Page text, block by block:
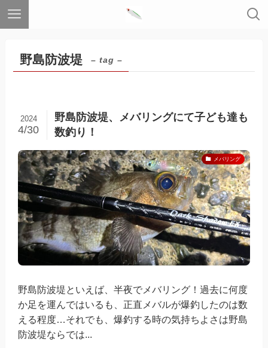
野島防波堤 – tag –
野島防波堤、メバリングにて子ども達も
数釣り！
2024
4/30
メバリング
野島防波堤といえば、半夜でメバリング！過去に何度
か足を運んではいるも、正直メバルが爆釣したのは数
える程度…それでも、爆釣する時の気持ちよさは野島
防波堤ならでは...